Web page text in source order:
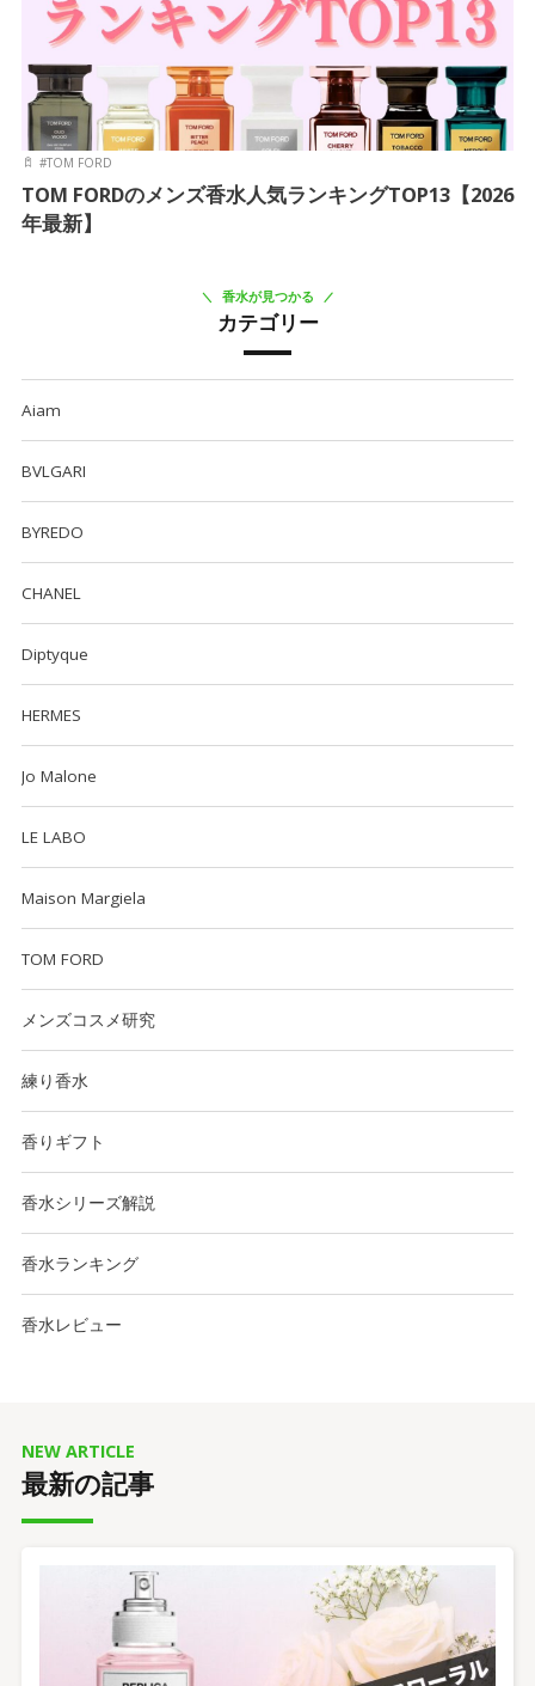
#TOM FORD
TOM FORDのメンズ香水人気ランキングTOP13【2026
年最新】
カテゴリー
香水が見つかる
Aiam
BVLGARI
BYREDO
CHANEL
Diptyque
HERMES
Jo Malone
LE LABO
Maison Margiela
TOM FORD
メンズコスメ研究
練り香水
香りギフト
香水シリーズ解説
香水ランキング
香水レビュー
最新の記事
NEW ARTICLE